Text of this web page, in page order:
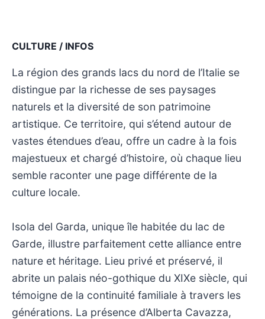
CULTURE / INFOS
La région des grands lacs du nord de l’Italie se
distingue par la richesse de ses paysages
naturels et la diversité de son patrimoine
artistique. Ce territoire, qui s’étend autour de
vastes étendues d’eau, offre un cadre à la fois
majestueux et chargé d’histoire, où chaque lieu
semble raconter une page différente de la
culture locale.
Isola del Garda, unique île habitée du lac de
Garde, illustre parfaitement cette alliance entre
nature et héritage. Lieu privé et préservé, il
abrite un palais néo-gothique du XIXe siècle, qui
témoigne de la continuité familiale à travers les
générations. La présence d’Alberta Cavazza,